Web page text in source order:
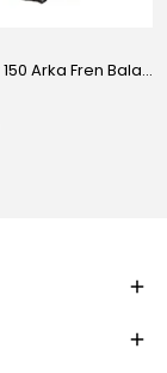
Bajaj Boxer 150 Arka Fren Balatası Orijinal